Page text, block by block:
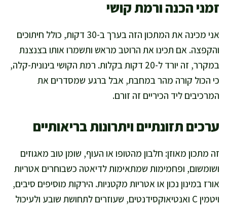
זמני הכנה ורמת קושי
אני מכינה את המתכון הזה בערך ב-30 דקות, כולל חיתוכים
והקפצה. אם תכינו את הרוטב מראש ותשמרו אותו בצנצנת
במקרר, זה יורד ל-20 דקות בקלות. רמת הקושי בינונית-קלה,
כי הכול קורה מהר במחבת, אבל ברגע שמסדרים את
המרכיבים ליד הכיריים זה זורם.
ערכים תזונתיים ויתרונות בריאותיים
זה מתכון מאוזן: חלבון מהטופו או העוף, שומן טוב מאגוזים
ושומשום, ופחמימות שמתאימות לדיאטה כשבוחרים אטריות
אורז במינון נכון או אטריות מקטניות. הירקות מוסיפים סיבים,
ויטמין C ואנטיאוקסידנטים, שעוזרים לתחושת שובע ולעיכול